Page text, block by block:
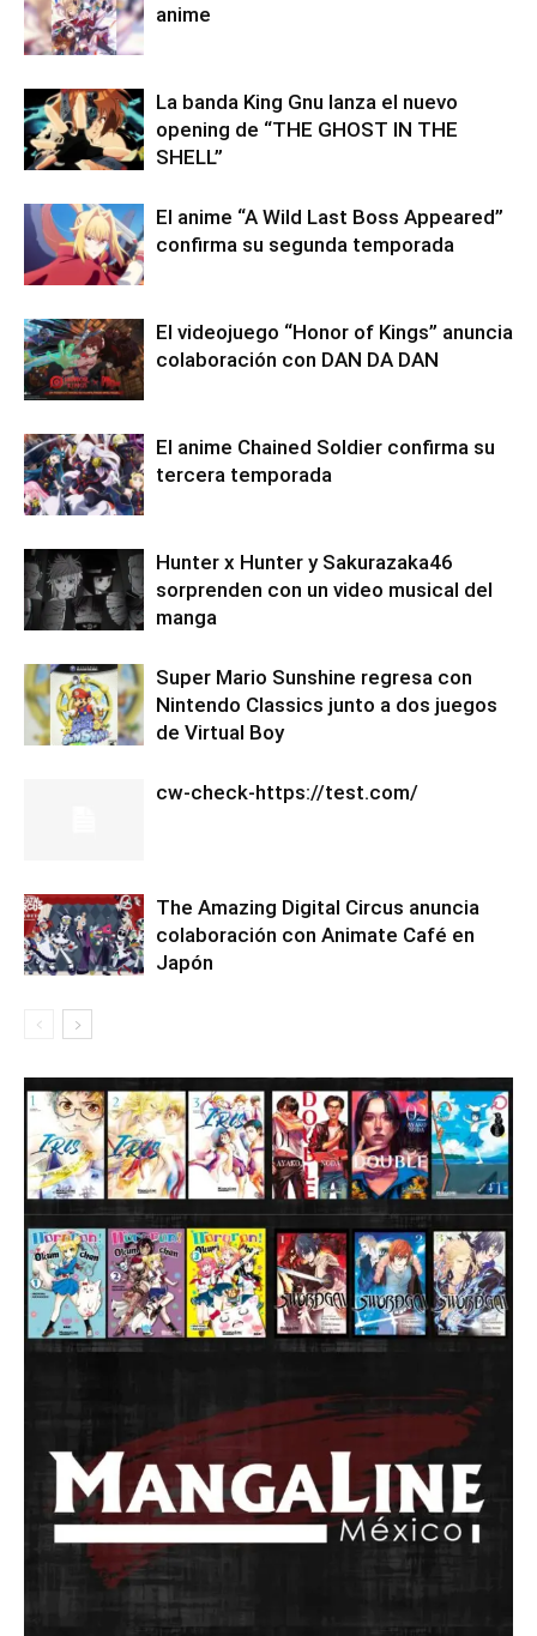
anime
La banda King Gnu lanza el nuevo
opening de “THE GHOST IN THE
SHELL”
El anime “A Wild Last Boss Appeared”
confirma su segunda temporada
El videojuego “Honor of Kings” anuncia
colaboración con DAN DA DAN
El anime Chained Soldier confirma su
tercera temporada
Hunter x Hunter y Sakurazaka46
sorprenden con un video musical del
manga
Super Mario Sunshine regresa con
Nintendo Classics junto a dos juegos
de Virtual Boy
cw-check-https://test.com/
The Amazing Digital Circus anuncia
colaboración con Animate Café en
Japón